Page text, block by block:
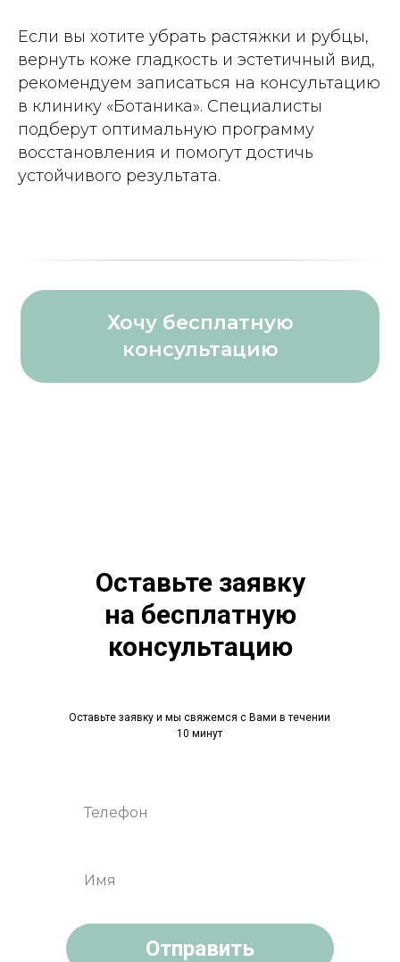
Если вы хотите убрать растяжки и рубцы,
вернуть коже гладкость и эстетичный вид,
рекомендуем записаться на консультацию
в клинику «Ботаника». Специалисты
подберут оптимальную программу
восстановления и помогут достичь
устойчивого результата.
Хочу бесплатную
консультацию
Оставьте заявку
на бесплатную
консультацию
Отправить
Оставьте заявку и мы свяжемся с Вами в течении
10 минут